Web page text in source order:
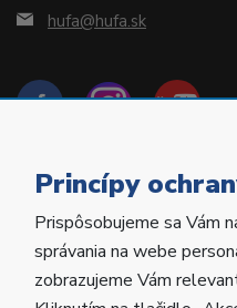
hufa@hufa.sk
Copyright © 2022 Hu-
Princípy
Prispôsobujeme sa Vám
správania na webe
zobrazujeme Vám